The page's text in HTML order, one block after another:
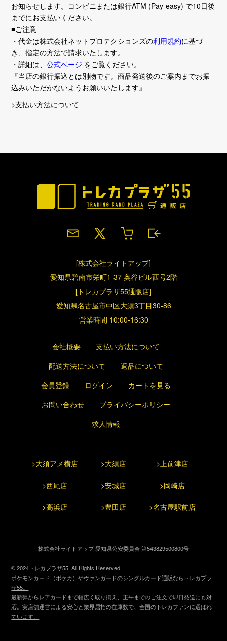
お知らせします。コンビニまたは銀行ATM (Pay-easy) で10日後
までにお支払いください。
■ご注意
・代金は株式会社ネットプロテクションズの利用規約に基づ
き、指定の方法で請求いたします。
・詳細は、公式ページ をご覧ください。
『当店の銀行振込とは別物です。商品発送後のご案内までお振
込みいただかないようお願いいたします』
>支払い方法について
[株式会社ライトアップ]
愛知県碧南市栄町1-37 奥谷ビル西号2階
[トレカプラザ55通販店]
愛知県名古屋市中区大須3丁目30-86
営業時間 10:00-16:30
会社概要
支払い方法について
配送方法について
返品について
会員登録
ログイン
カートを見る
お問い合わせ
プライバシーポリシー
求人情報
>大須アメ横店 >大須店 >上前津店
>西尾店 >安城店 >岡崎店
>高浜店 >豊田店 >名古屋駅前店
株式会社ライトアップ 愛知県公安委員会 第543829500800号
© 2024トレカプラザ55. All Rights Reserved.
ポケモンカード（ポケカ）やヴァンガードのシングルカード通販ならトレカプラ
ザ55。
最新弾からレアカードまで幅広く取り揃え、正午までのご注文で即日発送にも対
応。実店舗運営による安心と業界屈指の在庫数で、全国のトレカファンに選ばれ
ています。